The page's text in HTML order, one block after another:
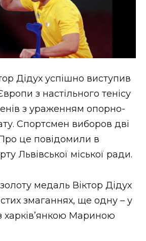
(відеоверсія)
НОВИНИ
УКРАЇНИ
Дідух успішно виступив
з настільного тенісу
з ураженням опорно-
Спортсмен виборов дві
це повідомили в
Львівської міської ради.
медаль Віктор Дідух
змаганнях, ще одну – у
харків’янкою Мариною